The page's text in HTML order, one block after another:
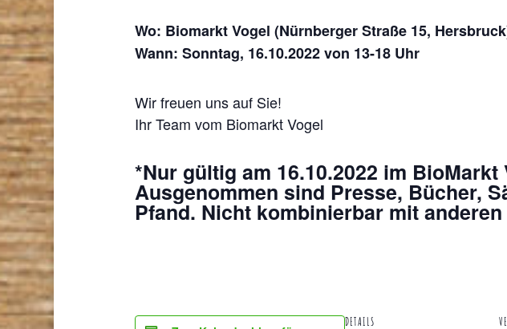
Wo: Biomarkt Vogel (Nürnberger Straße 15,
Wann: Sonntag, 16.10.2022 von 13-18 Uhr
Wir freuen uns auf Sie!
Ihr Team vom Biomarkt Vogel
*Nur gültig am 16.10.2022 im
Ausgenommen sind Presse, Bücher,
Pfand. Nicht kombinierbar mit
DETAILS